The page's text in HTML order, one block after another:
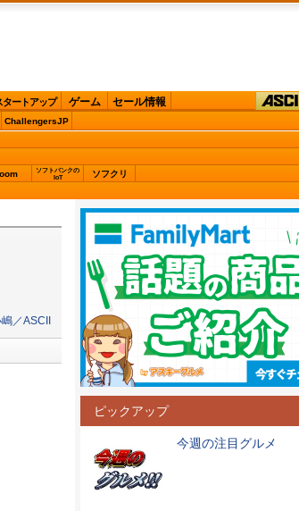
タートアップ ゲーム セール情報
ChallengersJP
ソフトバンクの
IoT
ソフクリ
／ASCII
ピックアップ
今週の注目グルメ